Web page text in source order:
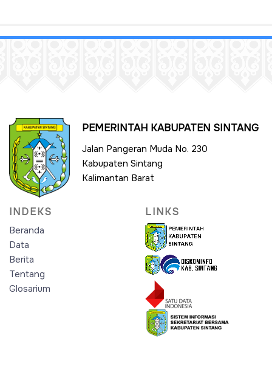
PEMERINTAH KABUPATEN SINTANG
Jalan Pangeran Muda No. 230
Kabupaten Sintang
Kalimantan Barat
INDEKS
Beranda
Data
Berita
Tentang
Glosarium
LINKS